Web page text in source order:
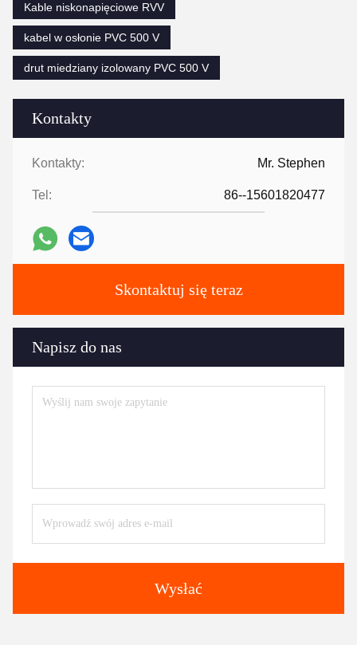
Kontakty
Kontakty: Mr. Stephen
Tel: 86--15601820477
Skontaktuj się teraz
Napisz do nas
Wysłać
Kable niskonapięciowe RVV
kabel w osłonie PVC 500 V
drut miedziany izolowany PVC 500 V